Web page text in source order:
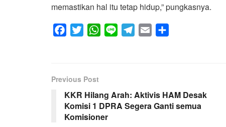
memastikan hal itu tetap hidup,” pungkasnya.
b
o
o
k
t
e
r
W
A
p
p
r
a
Previous Post
KKR Hilang Arah: Aktivis HAM Desak
Komisi 1 DPRA Segera Ganti semua
Komisioner